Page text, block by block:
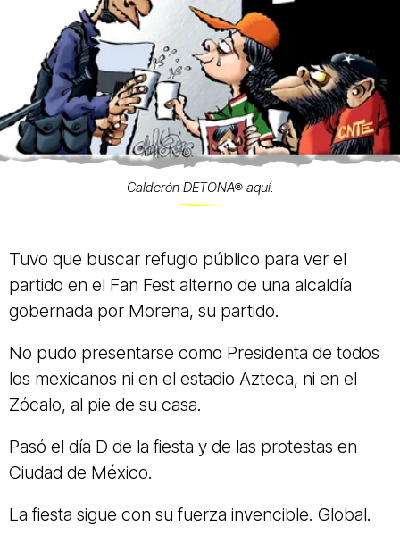
Calderón DETONA® aquí.
Tuvo que buscar refugio público para ver el
partido en el Fan Fest alterno de una alcaldía
gobernada por Morena, su partido.
No pudo presentarse como Presidenta de todos
los mexicanos ni en el estadio Azteca, ni en el
Zócalo, al pie de su casa.
Pasó el día D de la fiesta y de las protestas en
Ciudad de México.
La fiesta sigue con su fuerza invencible. Global.